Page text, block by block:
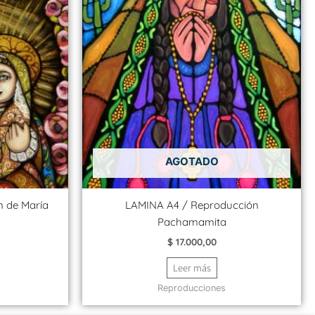
de María
AGOTADO
LAMINA A4 / Reproducción
Pachamamita
$17.000,00
Leer más
Reproducciones